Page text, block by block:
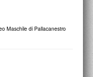
Maschile di Pallacanestro